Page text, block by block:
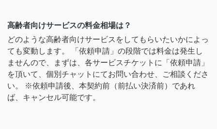
高齢者向けサービスの料金相場は？
どのような高齢者向けサービスをしてもらいたいかによっ
ても変動します。 「依頼申請」の段階では料金は発生し
ませんので、まずは、各サービスチケットに「依頼申請」
を頂いて、個別チャットにてお問い合わせ、ご相談くださ
い。 ※依頼申請後、本契約前（前払い決済前）であれ
ば、キャンセル可能です。